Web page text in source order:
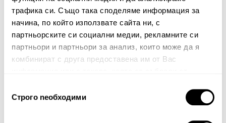
трафика си. Също така споделяме информация за
начина, по който използвате сайта ни, с
партньорските си социални медии, рекламните си
партньори и партньори за анализ, които може да я
комбинират с друга предоставена им от Вас
наСтрого nеобходими
Вашият коментар: